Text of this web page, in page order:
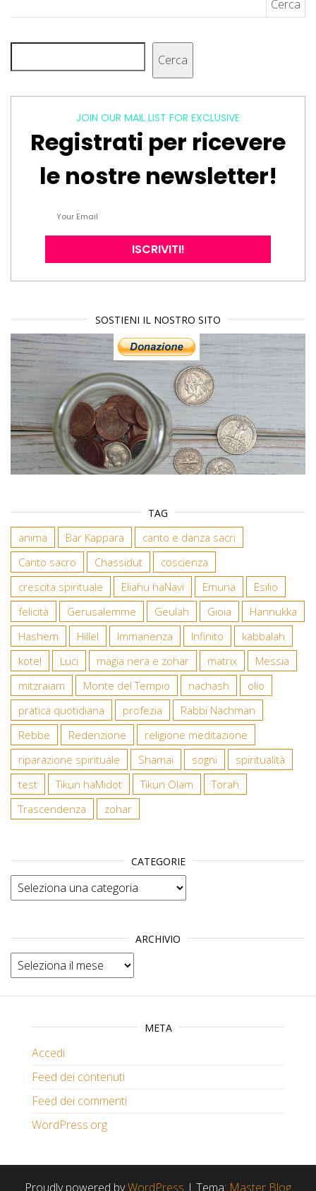
Cerca
JOIN OUR MAIL LIST FOR EXCLUSIVE
Registrati per ricevere
le nostre newsletter!
SOSTIENI IL NOSTRO SITO
TAG
anima Bar Kappara
canto e danza sacri
Canto sacro
Chassidut
coscienza
crescita spirituale
Eliahu haNavi Emuna
Esilio
felicità
Gerusalemme Geulah Gioia
Hannukka
Hashem
Hillel Immanenza Infinito
kabbalah
kotel
Luci magia nera e zohar matrix
Messia
mitzraiam
Monte del Tempio nachash
olio
pratica quotidiana
profezia
Rabbi Nachman
Rebbe
Redenzione
religione meditazione
riparazione spirituale
Shamai sogni
spiritualità
test
Tikun haMidot Tikun Olam
Torah
Trascendenza
zohar
CATEGORIE
Categorie
ARCHIVIO
Archivio
META
Accedi
Feed dei contenuti
Feed dei commenti
WordPress.org
Proudly powered byWordPress | Tema: Master Blog